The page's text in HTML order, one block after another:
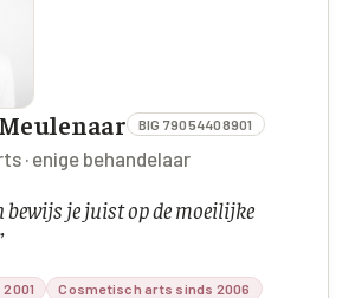
BIG 79054408901
· enige behandelaar
bewijs je juist op de moeilijke
Cosmetisch arts sinds 2006